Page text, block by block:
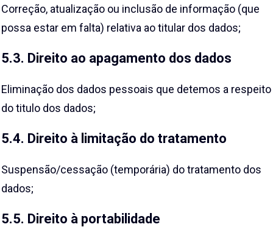
Correção, atualização ou inclusão de informação (que
possa estar em falta) relativa ao titular dos dados;
5.3. Direito ao apagamento dos dados
Eliminação dos dados pessoais que detemos a respeito
do titulo dos dados;
5.4. Direito à limitação do tratamento
Suspensão/cessação (temporária) do tratamento dos
dados;
5.5. Direito à portabilidade